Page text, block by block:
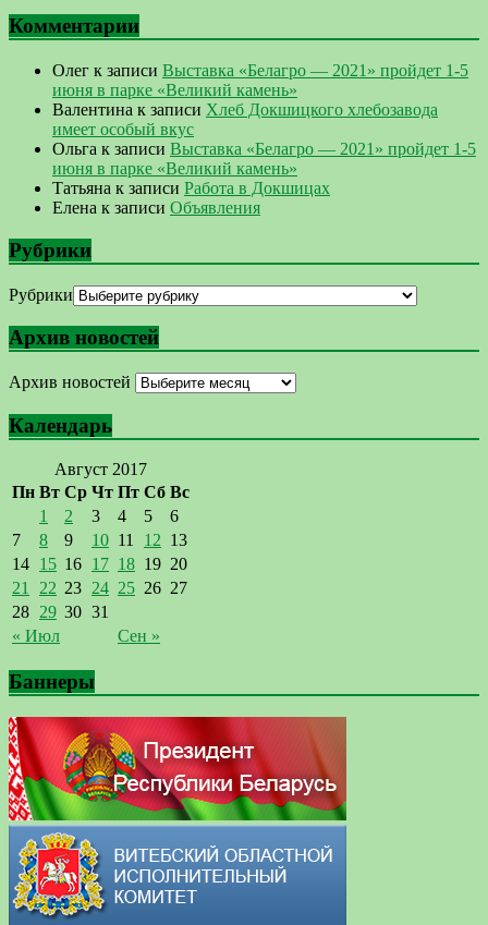
Комментарии
Олег к записи Выставка «Белагро — 2021» пройдет 1-5
июня в парке «Великий камень»
Валентина к записи Хлеб Докшицкого хлебозавода
имеет особый вкус
Ольга к записи Выставка «Белагро — 2021» пройдет 1-5
июня в парке «Великий камень»
Татьяна к записи Работа в Докшицах
Елена к записи Объявления
Рубрики
Рубрики
Архив новостей
Архив новостей
Календарь
Август 2017
Пн Вт Ср Чт Пт Сб Вс
« Июл Сен »
1 2 3 4 5
6
7
8 9 10 11 12 13
14 15 16 17 18 19 20
21 22 23 24 25 26 27
28 29 30 31
Баннеры